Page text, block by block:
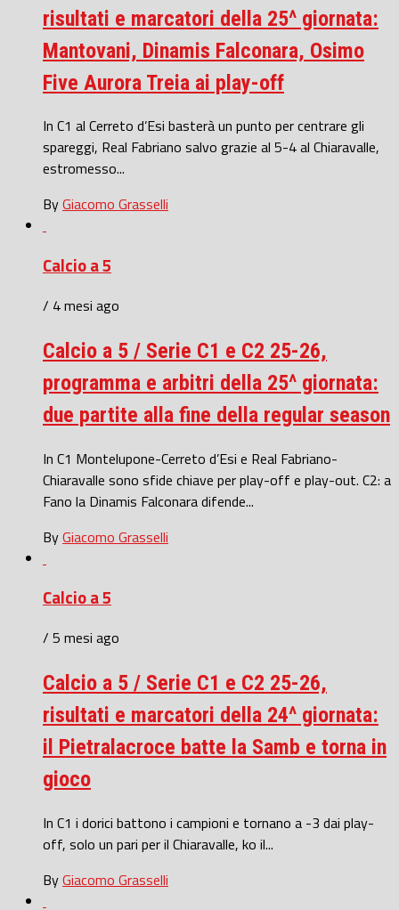
risultati e marcatori della 25^ giornata:
Mantovani, Dinamis Falconara, Osimo
Five Aurora Treia ai play-off
In C1 al Cerreto d’Esi basterà un punto per centrare gli
spareggi, Real Fabriano salvo grazie al 5-4 al Chiaravalle,
estromesso...
ByGiacomo Grasselli
Calcio a 5
/ 4 mesi ago
Calcio a 5 / Serie C1 e C2 25-26,
programma e arbitri della 25^ giornata:
due partite alla fine della regular season
In C1 Montelupone-Cerreto d’Esi e Real Fabriano-
Chiaravalle sono sfide chiave per play-off e play-out. C2: a
Fano la Dinamis Falconara difende...
ByGiacomo Grasselli
Calcio a 5
/ 5 mesi ago
Calcio a 5 / Serie C1 e C2 25-26,
risultati e marcatori della 24^ giornata:
il Pietralacroce batte la Samb e torna in
gioco
In C1 i dorici battono i campioni e tornano a -3 dai play-
off, solo un pari per il Chiaravalle, ko il...
ByGiacomo Grasselli